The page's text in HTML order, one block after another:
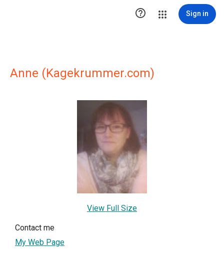
 Sign in
Anne (Kagekrummer.com)
View Full Size
Contact me
My Web Page